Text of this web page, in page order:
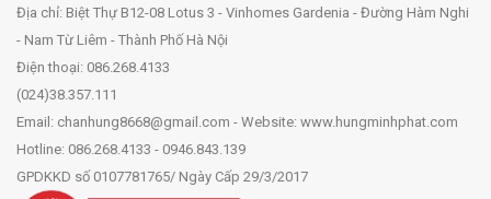
Địa chỉ: Biệt Thự B12-08 Lotus 3 - Vinhomes Gardenia - Đường Hàm Nghi
- Nam Từ Liêm - Thành Phố Hà Nội
Điện thoại: 086.268.4133
(024)38.357.111
Email: chanhung8668@gmail.com - Website: www.hungminhphat.com
Hotline: 086.268.4133 - 0946.843.139
GPDKKD số 0107781765/ Ngày Cấp 29/3/2017